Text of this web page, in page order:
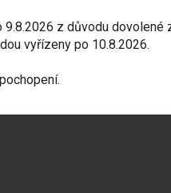
z důvodu dovolené
vyřízeny po 10.8.2026.